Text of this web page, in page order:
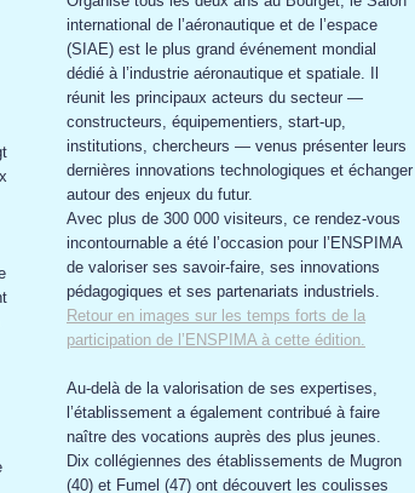
international de l’aéronautique et de l’espace
(SIAE) est le plus grand événement mondial
dédié à l’industrie aéronautique et spatiale. Il
réunit les principaux acteurs du secteur —
constructeurs, équipementiers, start-up,
institutions, chercheurs — venus présenter leurs
dernières innovations technologiques et échanger
autour des enjeux du futur.
Avec plus de 300 000 visiteurs, ce rendez-vous
incontournable a été l’occasion pour l’ENSPIMA
de valoriser ses savoir-faire, ses innovations
pédagogiques et ses partenariats industriels.
Retour en images sur les temps forts de la
participation de l’ENSPIMA à cette édition.
Au-delà de la valorisation de ses expertises,
l’établissement a également contribué à faire
naître des vocations auprès des plus jeunes.
Dix collégiennes des établissements de Mugron
(40) et Fumel (47) ont découvert les coulisses